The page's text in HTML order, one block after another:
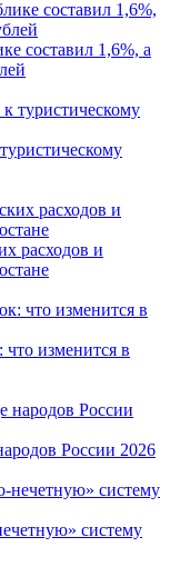
составил 1,6%, а
расходов и
изменится в
России 2026
систему